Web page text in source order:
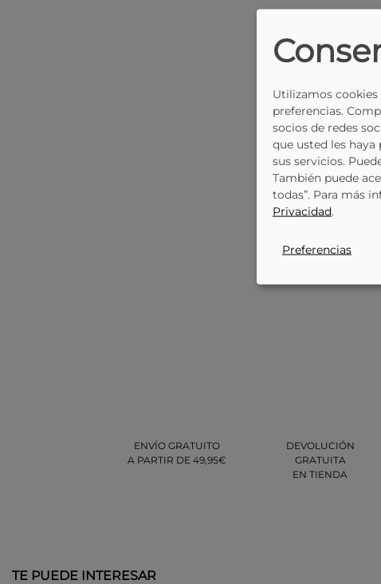
ENVÍO GRATUITO
A PARTIR DE 49,95€
DEVOLUCIÓN
GRATUITA
EN TIENDA
TE PUEDE INTERESAR
Utilizamos
preferencias.
socios de redes
que usted les
sus servicios.
También puede
todas”. Para más
Privacidad.
Preferencias